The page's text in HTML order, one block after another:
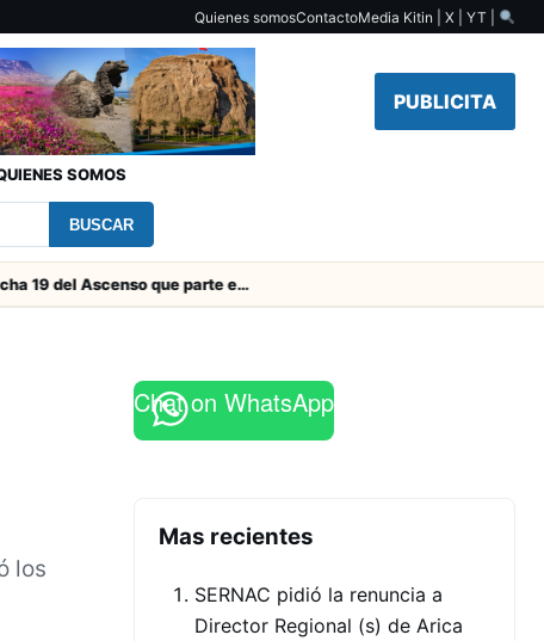
Quienes somosContactoMedia Kitin | X | YT |
PUBLICITA
SOMOS
BUSCAR
Toda la Fecha 19 del Ascenso que parte este viernes
los
Chat on WhatsApp
Mas recientes
SERNAC pidió la renuncia a
Director Regional (s) de Arica